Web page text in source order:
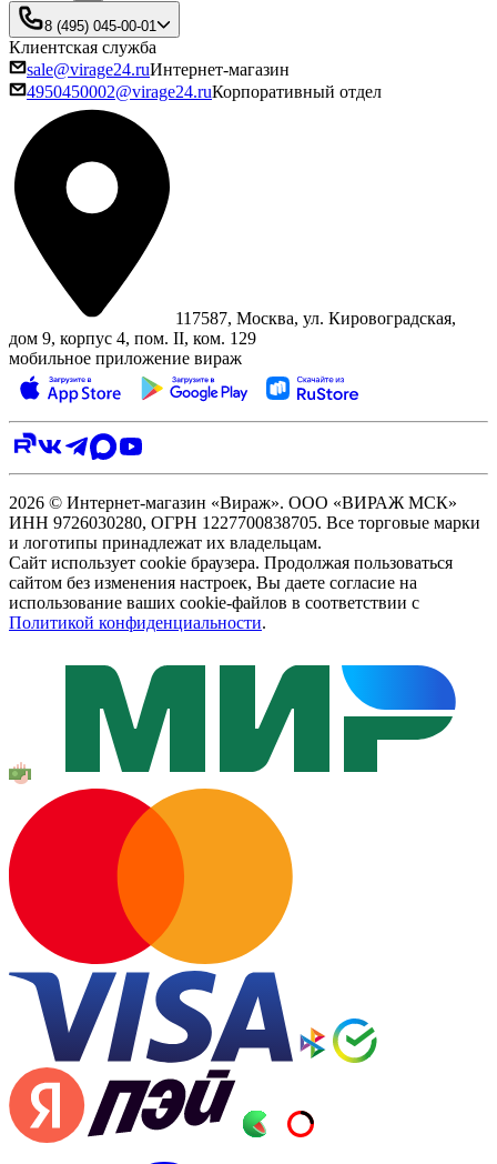
8 (495) 045-00-01
Клиентская служба
sale@virage24.ruИнтернет-магазин
4950450002@virage24.ruКорпоративный отдел
117587, Москва, ул. Кировоградская,
дом 9, корпус 4, пом. II, ком. 129
мобильное приложение вираж
2026 © Интернет-магазин «Вираж». ООО «ВИРАЖ МСК»
ИНН 9726030280, ОГРН 1227700838705. Все торговые марки
и логотипы принадлежат их владельцам.
Сайт использует cookie браузера. Продолжая пользоваться
сайтом без изменения настроек, Вы даете согласие на
использование ваших cookie-файлов в соответствии с
Политикой конфиденциальности.